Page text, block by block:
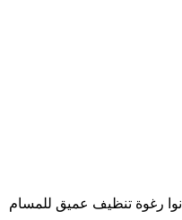
انوا رغوة تنظيف عميق للمسام